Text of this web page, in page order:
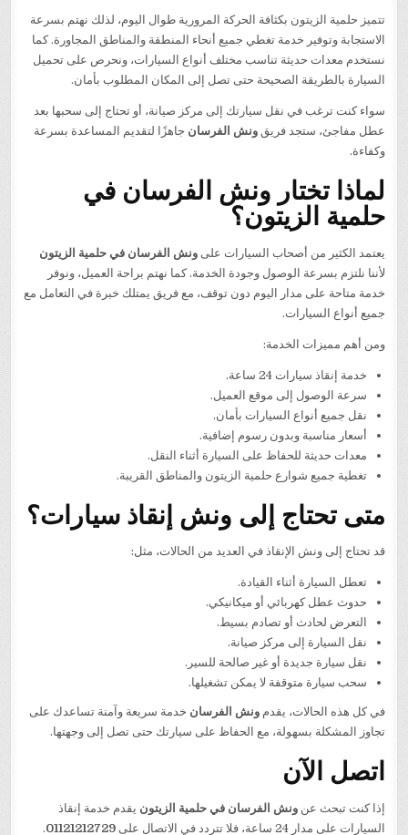
تتميز حلمية الزيتون بكثافة الحركة المرورية طوال اليوم، لذلك نهتم بسرعة
الاستجابة وتوفير خدمة تغطي جميع أنحاء المنطقة والمناطق المجاورة. كما
نستخدم معدات حديثة تناسب مختلف أنواع السيارات، ونحرص على تحميل
السيارة بالطريقة الصحيحة حتى تصل إلى المكان المطلوب بأمان.
سواء كنت ترغب في نقل سيارتك إلى مركز صيانة، أو تحتاج إلى سحبها بعد
عطل مفاجئ، ستجد فريقونش الفرسان جاهزًا لتقديم المساعدة بسرعة
وكفاءة.
لماذا تختار ونش الفرسان في
حلمية الزيتون؟
يعتمد الكثير من أصحاب السيارات علىونش الفرسان في حلمية الزيتون
لأننا نلتزم بسرعة الوصول وجودة الخدمة. كما نهتم براحة العميل، ونوفر
خدمة متاحة على مدار اليوم دون توقف، مع فريق يمتلك خبرة في التعامل مع
جميع أنواع السيارات.
ومن أهم مميزات الخدمة:
خدمة إنقاذ سيارات 24 ساعة.
سرعة الوصول إلى موقع العميل.
نقل جميع أنواع السيارات بأمان.
أسعار مناسبة وبدون رسوم إضافية.
معدات حديثة للحفاظ على السيارة أثناء النقل.
تغطية جميع شوارع حلمية الزيتون والمناطق القريبة.
متى تحتاج إلى ونش إنقاذ سيارات؟
قد تحتاج إلى ونش الإنقاذ في العديد من الحالات، مثل:
تعطل السيارة أثناء القيادة.
حدوث عطل كهربائي أو ميكانيكي.
التعرض لحادث أو تصادم بسيط.
نقل السيارة إلى مركز صيانة.
نقل سيارة جديدة أو غير صالحة للسير.
سحب سيارة متوقفة لا يمكن تشغيلها.
في كل هذه الحالات، يقدمونش الفرسان خدمة سريعة وآمنة تساعدك على
تجاوز المشكلة بسهولة، مع الحفاظ على سيارتك حتى تصل إلى وجهتها.
اتصل الآن
إذا كنت تبحث عنونش الفرسان في حلمية الزيتون يقدم خدمة إنقاذ
السيارات على مدار 24 ساعة، فلا تتردد في الاتصال على
01121212729
.